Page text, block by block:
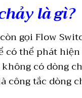
là gì?
gọi Flow
thể phát
có dòng
công tắc dòng